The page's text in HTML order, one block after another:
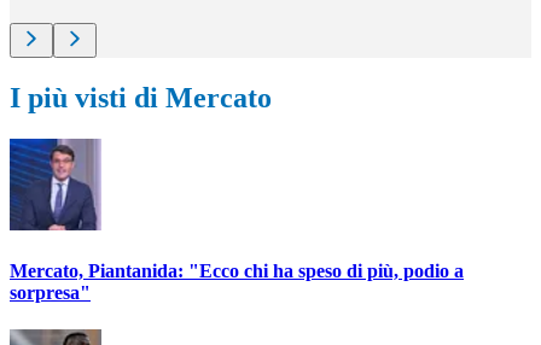
I più visti di Mercato
Mercato, Piantanida: "Ecco chi ha speso di più, podio a
sorpresa"